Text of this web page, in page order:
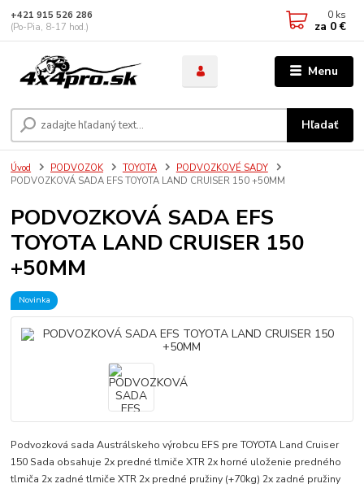
Menu
Hľadať
+421 915 526 286
(Po-Pia, 8-17 hod.)
0 ks
za 0 €
Úvod PODVOZOK TOYOTA
PODVOZKOVÉ SADY
PODVOZKOVÁ SADA EFS TOYOTA LAND CRUISER 150 +50MM
PODVOZKOVÁ SADA EFS
TOYOTA LAND CRUISER 150
+50MM
Novinka
Podvozková sada Austrálskeho výrobcu EFS pre TOYOTA Land Cruiser
150 Sada obsahuje 2x predné tlmiče XTR 2x horné uloženie predného
tlmiča 2x zadné tlmiče XTR 2x predné pružiny (+70kg) 2x zadné pružiny